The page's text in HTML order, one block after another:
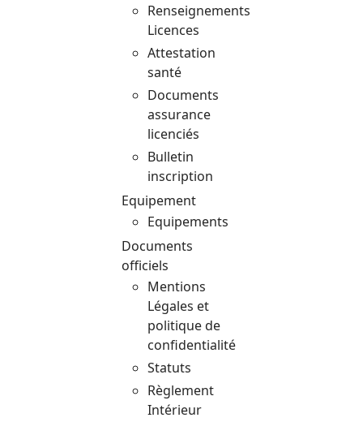
Renseignements
Licences
Attestation
santé
Documents
assurance
licenciés
Bulletin
inscription
Equipement
Equipements
Documents
officiels
Mentions
Légales et
politique de
confidentialité
Statuts
Règlement
Intérieur